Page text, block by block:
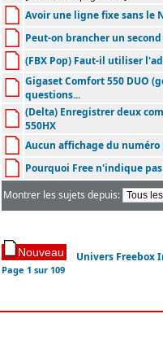
Avoir une ligne fixe sans le
Peut-on brancher un
(FBX Pop) Faut-il utiliser
Gigaset Comfort 550 DUO
questions...
(Delta) Enregistrer deux
550HX
Aucun affichage du
Pourquoi Free n'indique
Montrer les sujets depuis:
Univers Freebox
Page1 sur109